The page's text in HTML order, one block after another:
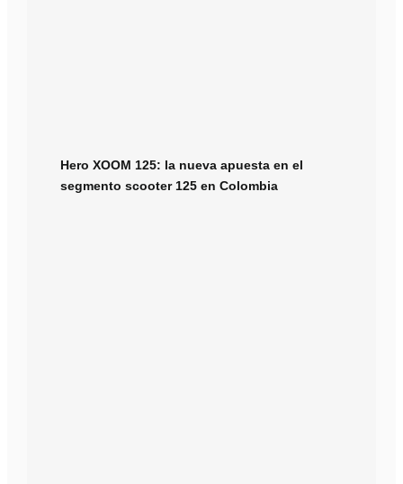
Hero XOOM 125: la nueva apuesta en el
segmento scooter 125 en Colombia